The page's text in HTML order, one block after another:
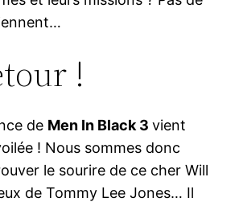
!
de Men In Black 3vient
! Nous sommes donc
le sourire de ce cher Will
de Tommy Lee Jones… Il